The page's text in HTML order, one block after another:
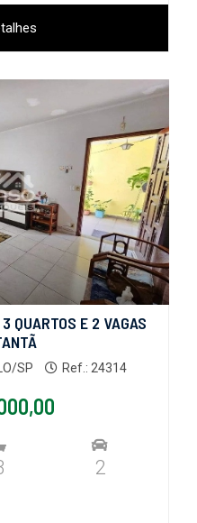
QUARTOS E 2 VAGAS
SP Ref.: 24314
2